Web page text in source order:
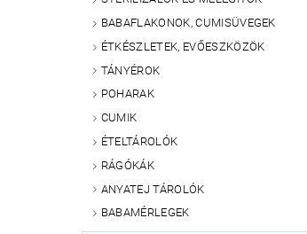
BABAFLAKONOK, CUMISÜVEGEK
ÉTKÉSZLETEK, EVŐESZKÖZÖK
TÁNYÉROK
POHARAK
CUMIK
ÉTELTÁROLÓK
RÁGÓKÁK
ANYATEJ TÁROLÓK
BABAMÉRLEGEK